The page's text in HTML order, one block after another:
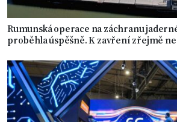
Rumunská operace na záchranu
proběhla úspěšně. K zavření zřejmě